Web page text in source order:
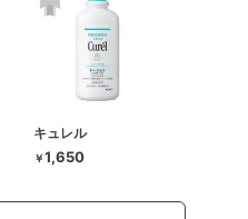
キュレル
￥1,650